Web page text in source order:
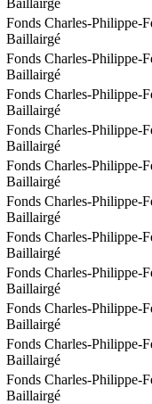
Baillairgé
Fonds Charles-Philippe-
Baillairgé
Fonds Charles-Philippe-
Baillairgé
Fonds Charles-Philippe-
Baillairgé
Fonds Charles-Philippe-
Baillairgé
Fonds Charles-Philippe-
Baillairgé
Fonds Charles-Philippe-
Baillairgé
Fonds Charles-Philippe-
Baillairgé
Fonds Charles-Philippe-
Baillairgé
Fonds Charles-Philippe-
Baillairgé
Fonds Charles-Philippe-
Baillairgé
Fonds Charles-Philippe-
Baillairgé